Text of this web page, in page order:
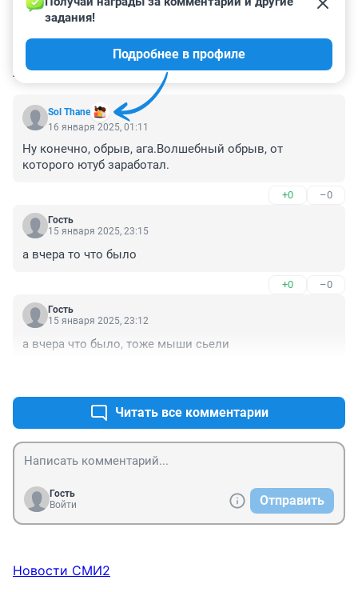
КОММЕНТАРИИ 18
Sol Thane
задания!
Подробнее в профиле
16 января 2025, 01:11
Ну конечно, обрыв, ага.Волшебный обрыв, от
которого ютуб заработал.
+0 –0
Гость
15 января 2025, 23:15
а вчера то что было
+0 –0
Гость
15 января 2025, 23:12
а вчера что было, тоже мыши сьели
Читать все комментарии
Гость
Войти
Отправить
Новости СМИ2